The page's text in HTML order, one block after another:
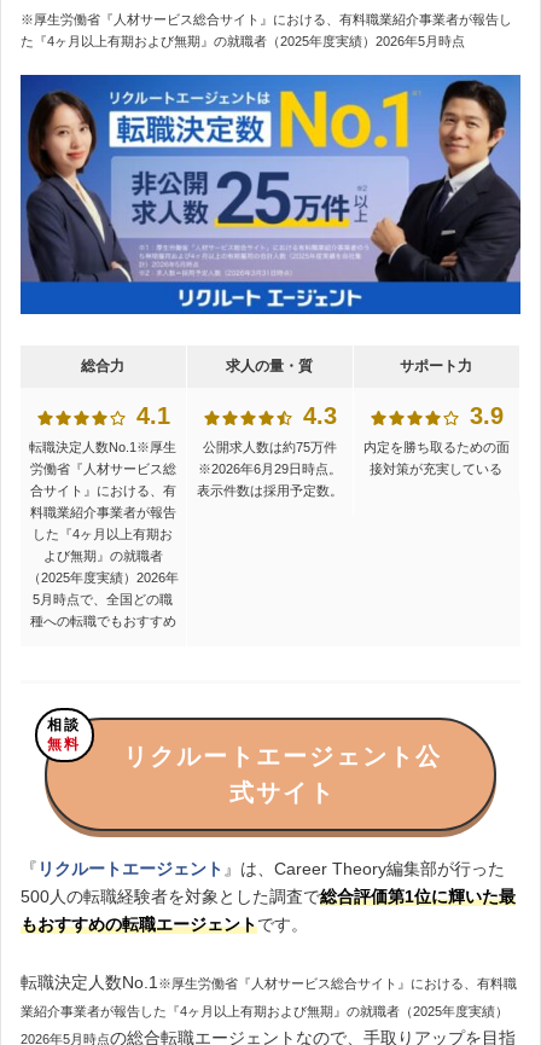
※厚生労働省『人材サービス総合サイト』における、有料職業紹介事業者が報告し
た『4ヶ月以上有期および無期』の就職者（2025年度実績）2026年5月時点
総合力
4.1
転職決定人数No.1 ※厚生
労働省『人材サービス総
合サイト』における、有
料職業紹介事業者が報告
した『4ヶ月以上有期お
よび無期』の就職者
（2025年度実績）2026年
5月時点で、全国どの職
種への転職でもおすすめ
求人の量・質
4.3
公開求人数は約75万件
※2026年6月29日時点。
表示件数は採用予定数。
サポート力
3.9
内定を勝ち取るための面
接対策が充実している
相談
無料
リクルートエージェント公
式サイト
『 リクルートエージェント 』は、Career Theory編集部が行った
500人の転職経験者を対象とした調査で総合評価第1位に輝いた最
もおすすめの転職エージェントです。
転職決定人数No.1 ※厚生労働省『人材サービス総合サイト』における、有料職
業紹介事業者が報告した『4ヶ月以上有期および無期』の就職者（2025年度実績）
2026年5月時点の総合転職エージェントなので、手取りアップを目指